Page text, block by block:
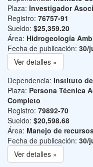
Plaza: Investigador
Registro: 76757-91
Sueldo: $25,359.20
Área: Hidrogeología
Fecha de publicación: 30/
Ver detalles »
Dependencia: Instituto
Plaza: Persona Técnica
Completo
Registro: 79892-70
Sueldo: $20,598.68
Área: Manejo de
Fecha de publicación: 30/
Ver detalles »